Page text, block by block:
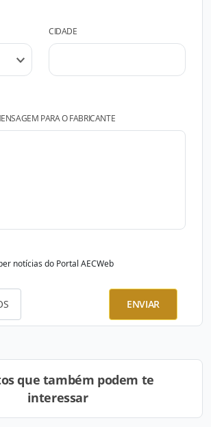
CIDADE
PARA O FABRICANTE
notícias do Portal AECWeb
ENVIAR
que também podem te
interessar